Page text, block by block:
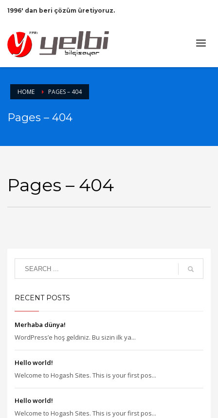
1996' dan beri çözüm üretiyoruz.
HOME PAGES – 404
Pages – 404
Pages – 404
RECENT POSTS
Merhaba dünya!
WordPress’e hoş geldiniz. Bu sizin ilk ya...
Hello world!
Welcome to Hogash Sites. This is your first pos...
Hello world!
Welcome to Hogash Sites. This is your first pos...